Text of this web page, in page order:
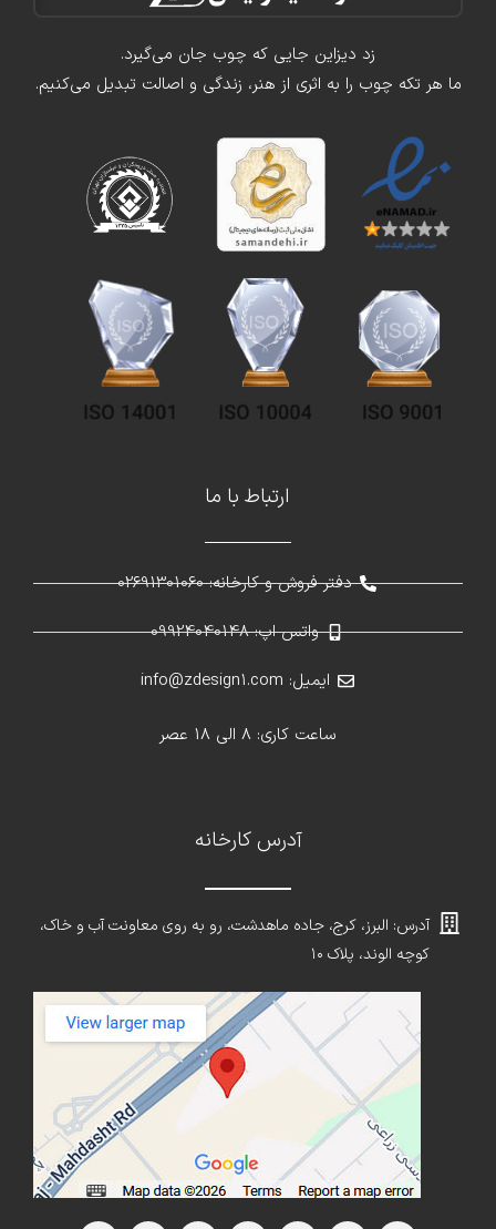
زد دیزاین جایی که چوب جان می‌گیرد.
ما هر تکه چوب را به اثری از هنر، زندگی و اصالت تبدیل می‌کنیم.
ارتباط با ما
دفتر فروش و کارخانه: 02691301060
واتس اپ: 09924040148
ایمیل: info@zdesign1.com
ساعت کاری: 8 الی 18 عصر
آدرس کارخانه
آدرس: البرز، کرج، جاده ماهدشت، رو به روی معاونت آب و خاک،
کوچه الوند، پلاک ۱۰